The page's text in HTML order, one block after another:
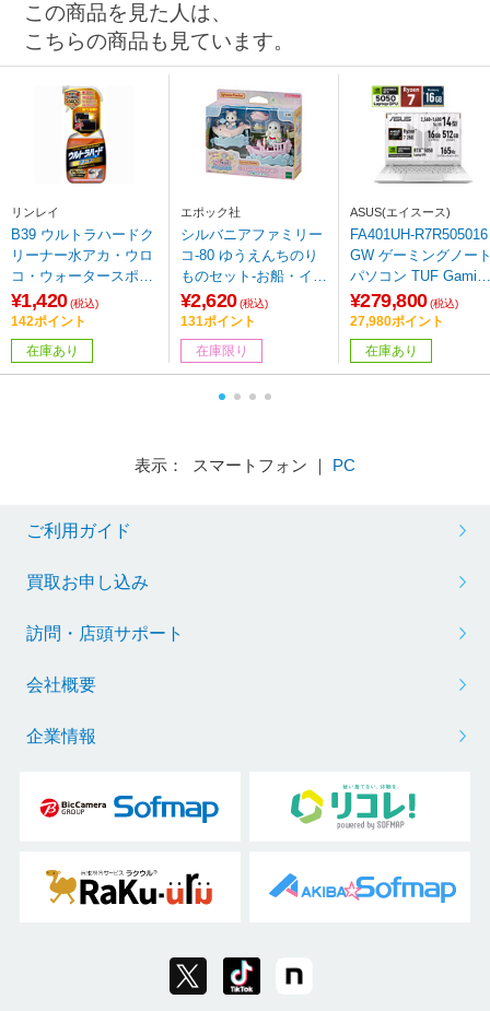
この商品を見た人は、
こちらの商品も見ています。
リンレイ
B39 ウルトラハードク
リーナー水アカ・ウロ
コ・ウォータースポッ
ト用 700ml 260057
¥1,420 (税込)
142ポイント
在庫あり
エポック社
シルバニアファミリー
コ-80 ゆうえんちのり
ものセット-お船・イル
カ-
¥2,620 (税込)
131ポイント
在庫限り
ASUS(エイスース)
FA401UH-R7R505016
GW ゲーミングノー
パソコン TUF
A14(RTX 5050) ムー
ライトホワイト ［
型 /Windows11 Home
AMD Ryzen 7 /メモ
リ：16GB /SSD：512
¥279,800 (税込)
27,980ポイント
在庫あり
表示： スマートフォン ｜ PC
ご利用ガイド
買取お申し込み
訪問・店頭サポート
会社概要
企業情報